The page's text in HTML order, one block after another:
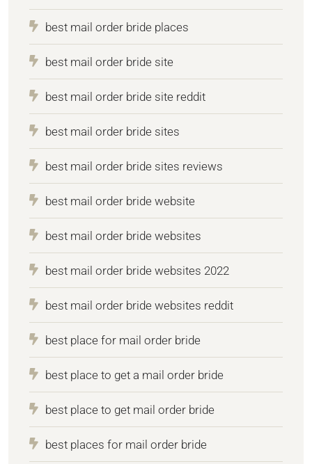
best mail order bride places
best mail order bride site
best mail order bride site reddit
best mail order bride sites
best mail order bride sites reviews
best mail order bride website
best mail order bride websites
best mail order bride websites 2022
best mail order bride websites reddit
best place for mail order bride
best place to get a mail order bride
best place to get mail order bride
best places for mail order bride